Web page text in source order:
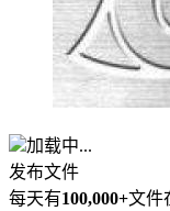
加载中...
发布文件
每天有100,000+文件